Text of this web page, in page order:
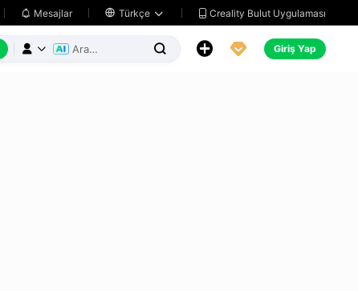
 Mesajlar  Türkçe   Creality Bulut Uygulaması
     Giriş Yap